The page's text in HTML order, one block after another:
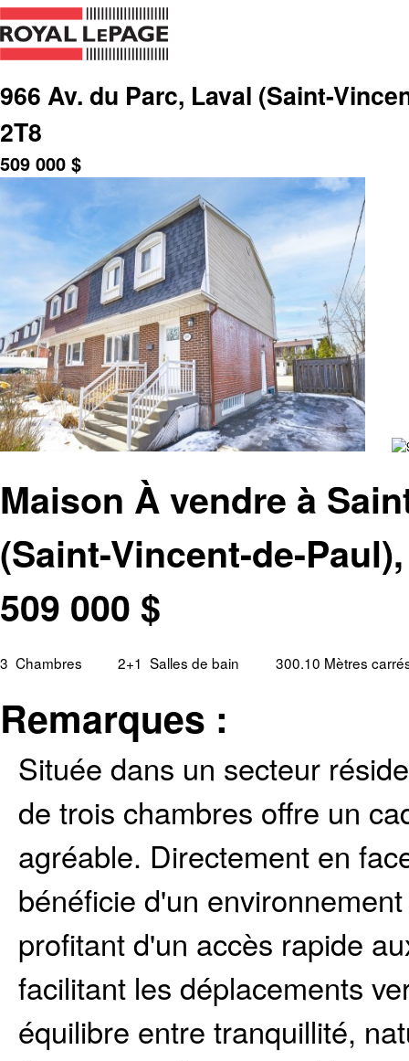
966 Av. du Parc, Laval (Saint-
2T8
509 000 $
Maison À vendre à
(Saint-Vincent-de-
509 000 $
3 Chambres 2+1 Salles de bain 300.10 Mètres
Remarques :
Située dans un secteur
de trois chambres offre un
agréable. Directement en
bénéficie d'un
profitant d'un accès rapide
facilitant les déplacements
équilibre entre tranquillité,